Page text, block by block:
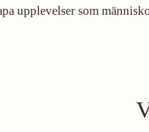
upplevelser som